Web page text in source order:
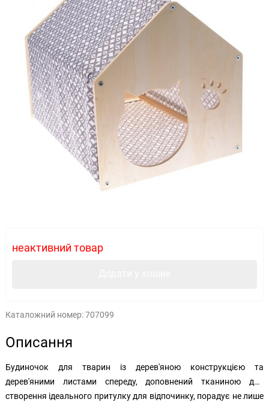
неактивний товар
Каталожний номер:707099
Описання
Будиночок для тварин із дерев'яною конструкцією та
дерев'яними листами спереду, доповнений тканиною для
створення ідеального притулку для відпочинку, порадує не лише